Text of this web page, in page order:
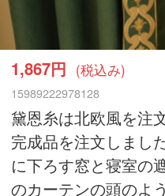
1,867円 (税込み)
15989222978128
黛恩糸は北欧風を注
完成品を注文しまし
に下ろす窓と寝室の
のカーテンの頭のよ